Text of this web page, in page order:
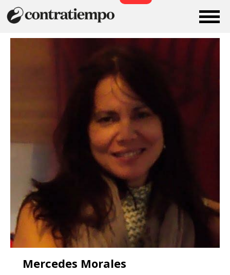
Mercedes Morales